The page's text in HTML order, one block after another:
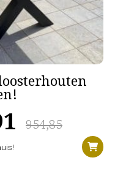
954,85